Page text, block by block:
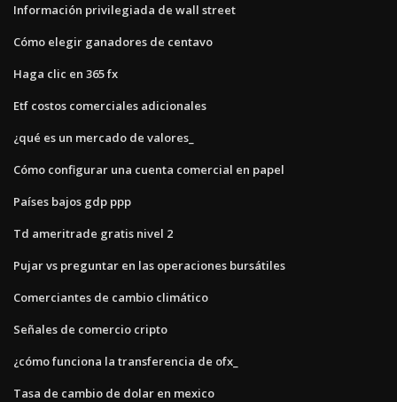
Información privilegiada de wall street
Cómo elegir ganadores de centavo
Haga clic en 365 fx
Etf costos comerciales adicionales
¿qué es un mercado de valores_
Cómo configurar una cuenta comercial en papel
Países bajos gdp ppp
Td ameritrade gratis nivel 2
Pujar vs preguntar en las operaciones bursátiles
Comerciantes de cambio climático
Señales de comercio cripto
¿cómo funciona la transferencia de ofx_
Tasa de cambio de dolar en mexico